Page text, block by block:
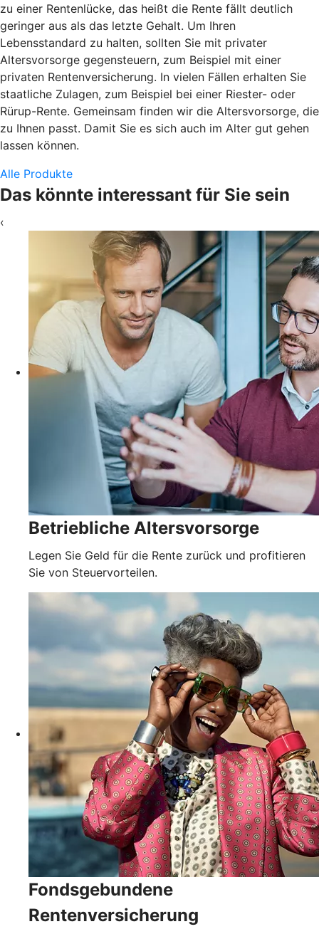
zu einer Rentenlücke, das heißt die Rente fällt deutlich
geringer aus als das letzte Gehalt. Um Ihren
Lebensstandard zu halten, sollten Sie mit privater
Altersvorsorge gegensteuern, zum Beispiel mit einer
privaten Rentenversicherung. In vielen Fällen erhalten Sie
staatliche Zulagen, zum Beispiel bei einer Riester- oder
Rürup-Rente. Gemeinsam finden wir die Altersvorsorge, die
zu Ihnen passt. Damit Sie es sich auch im Alter gut gehen
lassen können.
Alle Produkte
Das könnte interessant für Sie sein
‹
Betriebliche Altersvorsorge
Legen Sie Geld für die Rente zurück und profitieren
Sie von Steuervorteilen.
Fondsgebundene
Rentenversicherung